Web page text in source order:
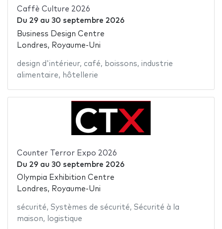
Caffè Culture 2026
Du 29au 30 septembre 2026
Business Design Centre
Londres, Royaume-Uni
design d'intérieur, café, boissons, industrie
alimentaire, hôtellerie
Counter Terror Expo 2026
Du 29au 30 septembre 2026
Olympia Exhibition Centre
Londres, Royaume-Uni
sécurité, Systèmes de sécurité, Sécurité à la
maison, logistique